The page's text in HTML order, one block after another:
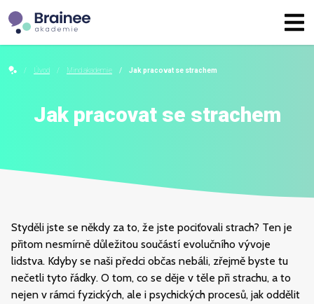
Úvod Mind akademie Jak pracovat se strachem
Jak pracovat se strachem
Styděli jste se někdy za to, že jste pociťovali strach? Ten je
přitom nesmírně důležitou součástí evolučního vývoje
lidstva. Kdyby se naši předci občas nebáli, zřejmě byste tu
nečetli tyto řádky. O tom, co se děje v těle při strachu, a to
nejen v rámci fyzických, ale i psychických procesů, jak oddělit